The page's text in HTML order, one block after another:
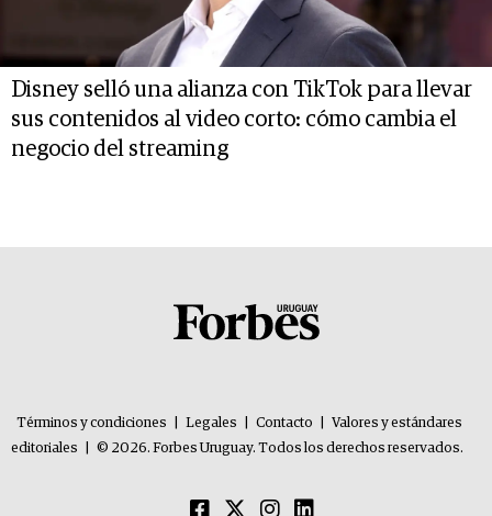
Disney selló una alianza con TikTok para llevar
sus contenidos al video corto: cómo cambia el
negocio del streaming
Términos y condiciones Legales Contacto
Valores y estándares
editoriales
© 2026. Forbes Uruguay. Todos los derechos reservados.